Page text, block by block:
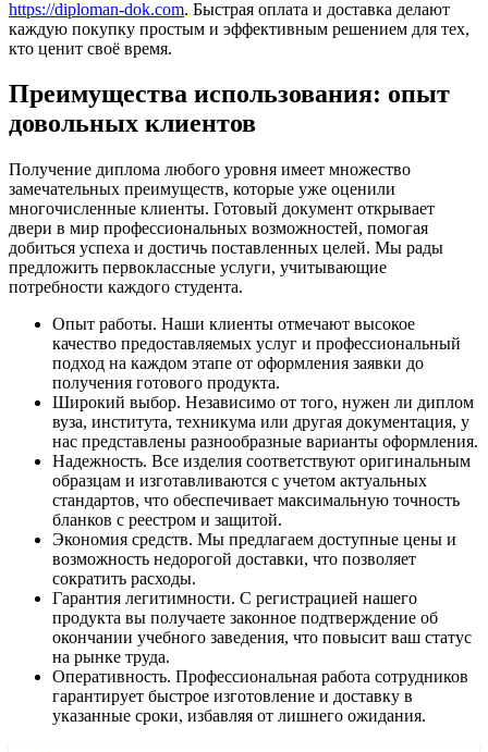
https://diploman-dok.com. Быстрая оплата и доставка делают
каждую покупку простым и эффективным решением для тех,
кто ценит своё время.
Преимущества использования: опыт
довольных клиентов
Получение диплома любого уровня имеет множество
замечательных преимуществ, которые уже оценили
многочисленные клиенты. Готовый документ открывает
двери в мир профессиональных возможностей, помогая
добиться успеха и достичь поставленных целей. Мы рады
предложить первоклассные услуги, учитывающие
потребности каждого студента.
Опыт работы. Наши клиенты отмечают высокое
качество предоставляемых услуг и профессиональный
подход на каждом этапе от оформления заявки до
получения готового продукта.
Широкий выбор. Независимо от того, нужен ли диплом
вуза, института, техникума или другая документация, у
нас представлены разнообразные варианты оформления.
Надежность. Все изделия соответствуют оригинальным
образцам и изготавливаются с учетом актуальных
стандартов, что обеспечивает максимальную точность
бланков с реестром и защитой.
Экономия средств. Мы предлагаем доступные цены и
возможность недорогой доставки, что позволяет
сократить расходы.
Гарантия легитимности. С регистрацией нашего
продукта вы получаете законное подтверждение об
окончании учебного заведения, что повысит ваш статус
на рынке труда.
Оперативность. Профессиональная работа сотрудников
гарантирует быстрое изготовление и доставку в
указанные сроки, избавляя от лишнего ожидания.